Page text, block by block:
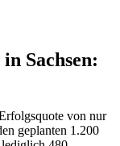
Sachsen:
von nur
geplanten 1.200